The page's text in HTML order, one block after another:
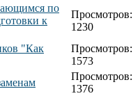
по
к
Просмотров:
1230
"Как
Просмотров:
1573
Просмотров:
1376